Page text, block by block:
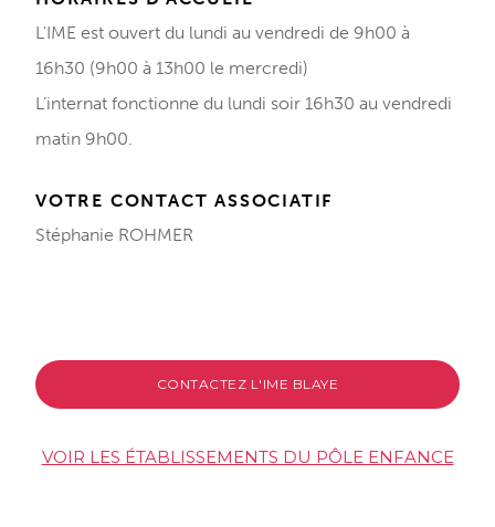
L'IME est ouvert du lundi au vendredi de 9h00 à
16h30 (9h00 à 13h00 le mercredi)
L’internat fonctionne du lundi soir 16h30 au vendredi
matin 9h00.
VOTRE CONTACT ASSOCIATIF
Stéphanie ROHMER
CONTACTEZ L'IME BLAYE
VOIR LES ÉTABLISSEMENTS DU PÔLE ENFANCE